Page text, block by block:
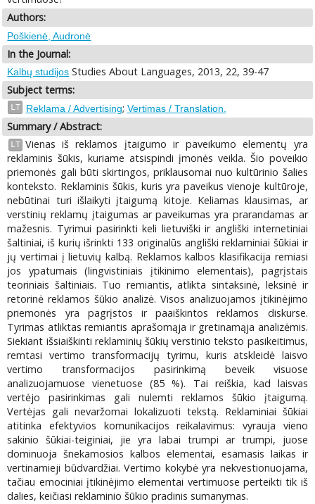
Authors:
Poškienė, Audronė
In the Journal:
Kalbų studijos Studies About Languages, 2013, 22, 39-47
Subject terms:
LT Reklama / Advertising; Vertimas / Translation.
Summary / Abstract:
LT Vienas iš reklamos įtaigumo ir paveikumo elementų yra
reklaminis šūkis, kuriame atsispindi įmonės veikla. Šio poveikio
priemonės gali būti skirtingos, priklausomai nuo kultūrinio šalies
konteksto. Reklaminis šūkis, kuris yra paveikus vienoje kultūroje,
nebūtinai turi išlaikyti įtaigumą kitoje. Keliamas klausimas, ar
verstinių reklamų įtaigumas ar paveikumas yra prarandamas ar
mažesnis. Tyrimui pasirinkti keli lietuviški ir angliški internetiniai
šaltiniai, iš kurių išrinkti 133 originalūs angliški reklaminiai šūkiai ir
jų vertimai į lietuvių kalbą. Reklamos kalbos klasifikacija remiasi
jos ypatumais (lingvistiniais įtikinimo elementais), pagrįstais
teoriniais šaltiniais. Tuo remiantis, atlikta sintaksinė, leksinė ir
retorinė reklamos šūkio analizė. Visos analizuojamos įtikinėjimo
priemonės yra pagrįstos ir paaiškintos reklamos diskurse.
Tyrimas atliktas remiantis aprašomąja ir gretinamąja analizėmis.
Siekiant išsiaiškinti reklaminių šūkių verstinio teksto pasikeitimus,
remtasi vertimo transformacijų tyrimu, kuris atskleidė laisvo
vertimo transformacijos pasirinkimą beveik visuose
analizuojamuose vienetuose (85 %). Tai reiškia, kad laisvas
vertėjo pasirinkimas gali nulemti reklamos šūkio įtaigumą.
Vertėjas gali nevaržomai lokalizuoti tekstą. Reklaminiai šūkiai
atitinka efektyvios komunikacijos reikalavimus: vyrauja vieno
sakinio šūkiai-teiginiai, jie yra labai trumpi ar trumpi, juose
dominuoja šnekamosios kalbos elementai, esamasis laikas ir
vertinamieji būdvardžiai. Vertimo kokybė yra nekvestionuojama,
tačiau emociniai įtikinėjimo elementai vertimuose perteikti tik iš
dalies, keičiasi reklaminio šūkio pradinis sumanymas.